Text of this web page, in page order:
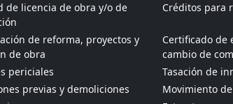
de licencia de obra y/o de
Créditos para
de reforma, proyectos y
de obra
Certificado de
cambio de
periciales
Tasación de
previas y demoliciones
Movimiento